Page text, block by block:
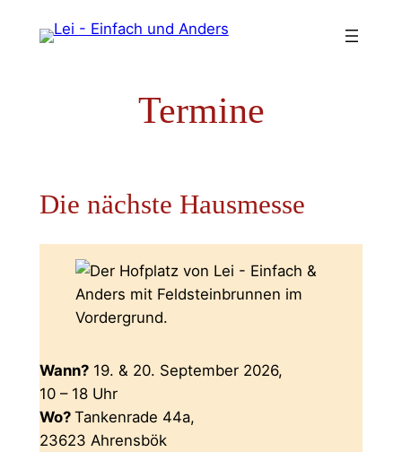
Inhalt
Termine
Die nächste Hausmesse
Wann?19. & 20. September 2026,
10 – 18 Uhr
Wo? Tankenrade 44a,
23623 Ahrensbök